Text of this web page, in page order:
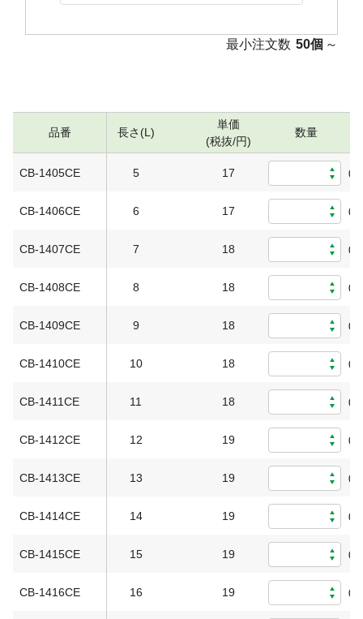
最小注文数 50個 ～
品番 長さ(L)
単価
(税抜/円)
数量
CB-1405CE 5 17 0
CB-1406CE 6 17 0
CB-1407CE 7 18 0
CB-1408CE 8 18 0
CB-1409CE 9 18 0
CB-1410CE 10 18 0
CB-1411CE 11 18 0
CB-1412CE 12 19 0
CB-1413CE 13 19 0
CB-1414CE 14 19 0
CB-1415CE 15 19 0
CB-1416CE 16 19 0